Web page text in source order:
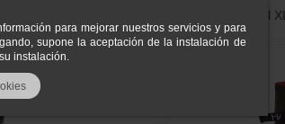
para mejorar nuestros servicios y para
supone la aceptación de la instalación de
instalación.
Bota Aigle Benyl XL